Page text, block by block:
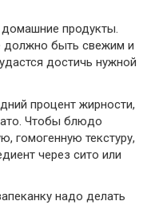
продукты.
должно быть свежим и
достичь нужной
процент жирности,
Чтобы блюдо
гомогенную текстуру,
через сито или
надо делать